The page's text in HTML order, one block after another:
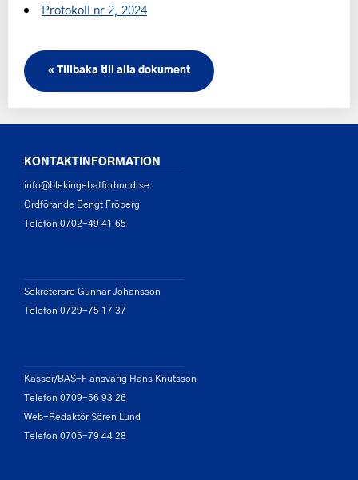
Protokoll nr 2, 2024
« Tillbaka till alla dokument
KONTAKTINFORMATION
info@blekingebatforbund.se
Ordförande Bengt Fröberg
Telefon 0702-49 41 65
Sekreterare Gunnar Johansson
Telefon 0729-75 17 37
Kassör/BAS-F ansvarig Hans Knutsson
Telefon 0709-56 93 26
Web-Redaktör Sören Lund
Telefon 0705-79 44 28